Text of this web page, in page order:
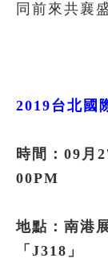
同前來共襄
2019台北國
時間：09月
00PM
地點：南港
「J318」